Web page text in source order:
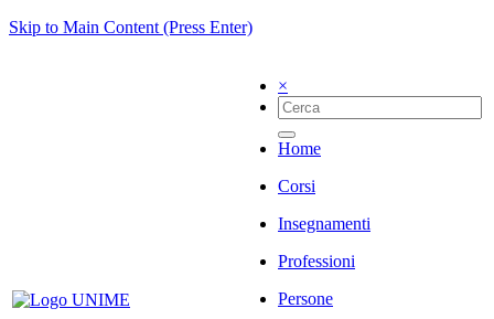
Skip to Main Content (Press Enter)
×
Home
Corsi
Insegnamenti
Professioni
Persone